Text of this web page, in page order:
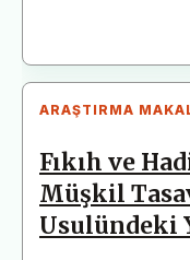
ARAŞTIRMA
Fıkıh ve
Müşkil
Usulündeki